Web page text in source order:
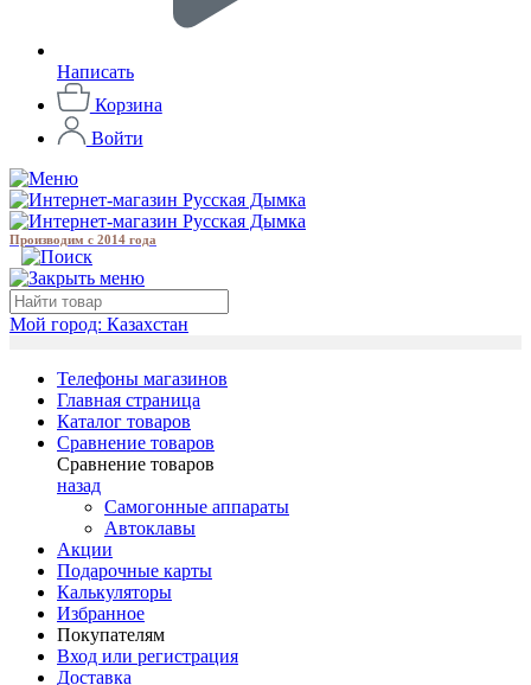
Написать
Корзина
Войти
Производим с 2014 года
Мой город: Казахстан
Телефоны магазинов
Главная страница
Каталог товаров
Сравнение товаров
Сравнение товаров
назад
Самогонные аппараты
Автоклавы
Акции
Подарочные карты
Калькуляторы
Избранное
Покупателям
Вход или регистрация
Доставка